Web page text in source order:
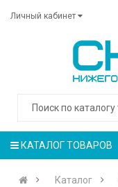
Личный кабинет
КАТАЛОГ ТОВАРОВ
Каталог